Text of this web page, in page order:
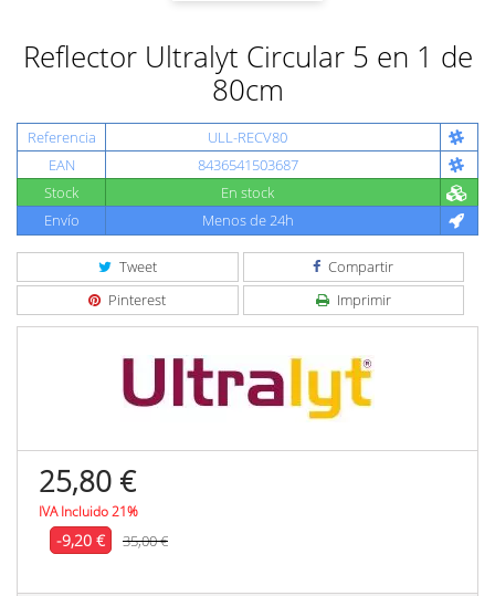
Reflector Ultralyt Circular 5 en 1 de
80cm
Referencia
ULL-RECV80
EAN
8436541503687
Stock
En stock
Envío
Menos de 24h
Tweet
Compartir
Pinterest
Imprimir
25,80 €
IVA Incluido 21%
-9,20 € 35,00 €